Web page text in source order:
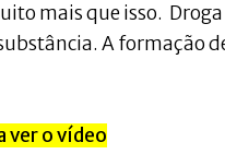
mais que isso.
A formação
ver o vídeo